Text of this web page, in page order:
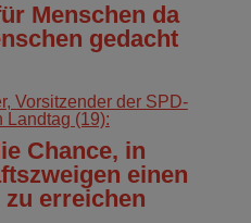
Menschen da
gedacht
Vorsitzender der SPD-
Landtag (19):
Chance, in
einen
zu erreichen